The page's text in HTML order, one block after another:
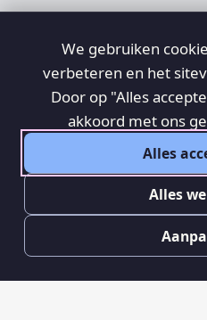
Doneer
Word lid
Vrijwilligers
We gebruiken
verbeteren en het
Door op "Alles
akkoord met ons
Alles
Alles